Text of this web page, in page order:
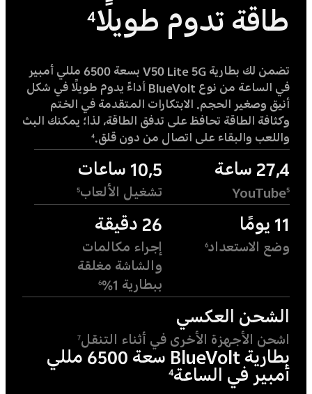
طاقة تدوم طويلًا4
تضمن لك بطارية V50 Lite 5G بسعة 6500 مللي أمبير
في الساعة من نوع BlueVolt أداءً يدوم طويلًا في شكل
أنيق وصغير الحجم. الابتكارات المتقدمة في الختم
وكثافة الطاقة تحافظ على تدفق الطاقة، لذا؛ يمكنك البث
واللعب والبقاء على اتصال من دون قلق.4
27,4 ساعة
YouTube5
10,5 ساعات
تشغيل الألعاب5
11 يومًا
وضع الاستعداد6
26 دقيقة
إجراء مكالمات
والشاشة مغلقة
ببطارية 1%
6
الشحن العكسي
اشحن الأجهزة الأخرى في أثناء التنقل7
بطارية BlueVolt سعة 6500 مللي
أمبير في الساعة4